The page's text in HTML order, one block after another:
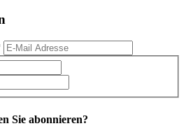
Sie abonnieren?